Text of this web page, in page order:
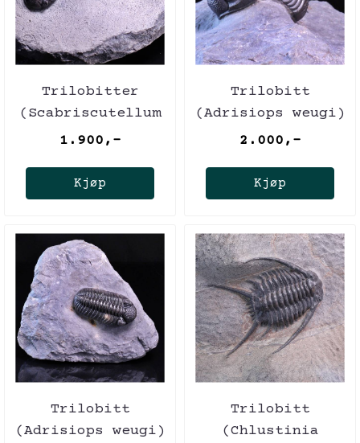
Trilobitter
(Scabriscutellum
og Hollardops)
1.900,-
Kjøp
Trilobitt
(Adrisiops weugi)
2.000,-
Kjøp
Trilobitt
(Adrisiops weugi)
Trilobitt
(Chlustinia